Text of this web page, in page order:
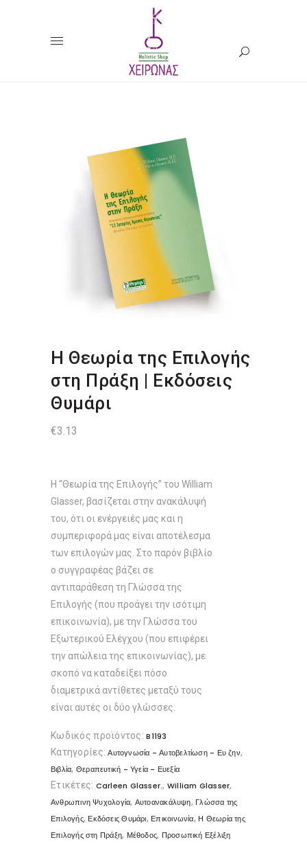
Η Θεωρία της Επιλογής
στη Πράξη | Εκδόσεις
Θυμάρι
€3.13
Η “Θεωρία της Επιλογής” του William
Glasser, βασίζεται στην ανακάλυψή
του, ότι οι ενέργειές μας και η
συμπεριφορά μας είναι αποτέλεσμα
των επιλογών μας. Στο παρόν βιβλίο
ο συγγραφέας βάζει σε
αντιπαράθεση τη Γλώσσα της
Επιλογής (που προάγει την ισότιμη
επικοινωνία), με την Γλώσσα του
Εξωτερικού Ελέγχου (που επιφέρει
την απώλεια της επικοινωνίας), με
σκοπό να καταδείξει πόσο
διαμετρικά αντίθετες μεταξύ τους
είναι αυτές οι δύο γλώσσες.
Κωδικός προϊόντος:B1193
Κατηγορίες:Αυτογνωσία - Αυτοβελτίωση - Ευ ζην,
Βιβλία, Θεραπευτική - Υγεία - Ευεξία
Ετικέτες: Carleen Glasser., William Glasser,
Ανθρωπινη Ψυχολογία, Αυτοανακάλυψη, Γλώσσα της
Επιλογής, Εκδόσεις Θυμάρι, Επικοινωνία, Η Θεωρία της
Επιλογής στη Πράξη, Μέθοδος, Προσωπική Εξέλιξη